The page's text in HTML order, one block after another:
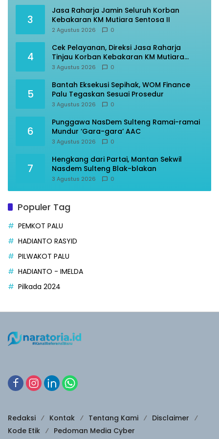
3
Jasa Raharja Jamin Seluruh Korban
Kebakaran KM Mutiara Sentosa II
2 Agustus 2026 0
4
Cek Pelayanan, Direksi Jasa Raharja
Tinjau Korban Kebakaran KM Mutiara
Sentosa II
3 Agustus 2026 0
5
Bantah Eksekusi Sepihak, WOM Finance
Palu Tegaskan Sesuai Prosedur
3 Agustus 2026 0
6
Punggawa NasDem Sulteng Ramai-ramai
Mundur ‘Gara-gara’ AAC
3 Agustus 2026 0
7
Hengkang dari Partai, Mantan Sekwil
Nasdem Sulteng Blak-blakan
3 Agustus 2026 0
Populer Tag
PEMKOT PALU
HADIANTO RASYID
PILWAKOT PALU
HADIANTO - IMELDA
Pilkada 2024
Redaksi Kontak Tentang Kami
Disclaimer
Kode Etik
Pedoman Media Cyber